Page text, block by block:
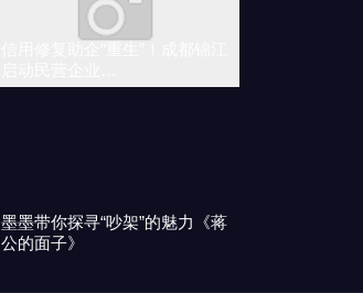
墨墨带你探寻“吵架”的魅力《蒋
公的面子》